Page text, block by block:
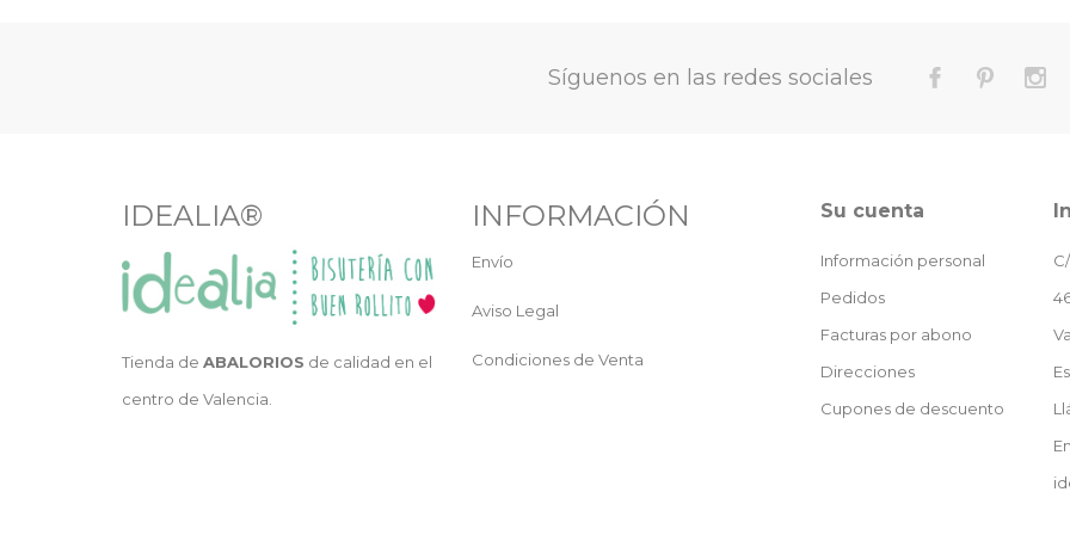
Síguenos en las redes sociales
IDEALIA®
Tienda de ABALORIOS de calidad en el
centro de Valencia.
INFORMACIÓN
Envío
Aviso Legal
Condiciones de Venta
Su cuenta
Información personal
Pedidos
Facturas por abono
Direcciones
Cupones de descuento